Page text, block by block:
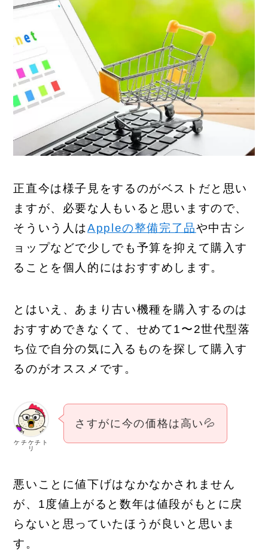
正直今は様子見をするのがベストだと思い
ますが、必要な人もいると思いますので、
そういう人はAppleの整備完了品や中古シ
ョップなどで少しでも予算を抑えて購入す
ることを個人的にはおすすめします。
とはいえ、あまり古い機種を購入するのは
おすすめできなくて、せめて1〜2世代型落
ち位で自分の気に入るものを探して購入す
るのがオススメです。
ケチケチト
リ
さすがに今の価格は高い💦
悪いことに値下げはなかなかされません
が、1度値上がると数年は値段がもとに戻
らないと思っていたほうが良いと思いま
す。